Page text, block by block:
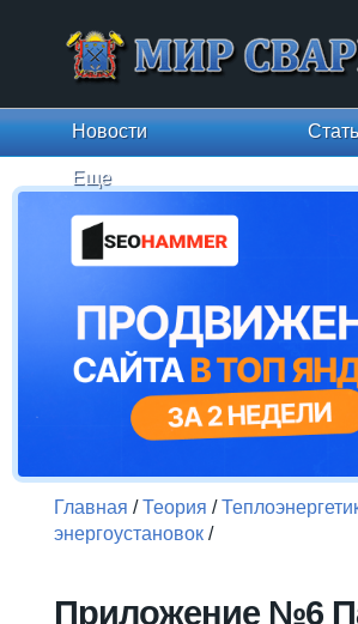
Новости
Еще
Вы здесь
Главная /Теория /
энергоустановок /
Приложение №6